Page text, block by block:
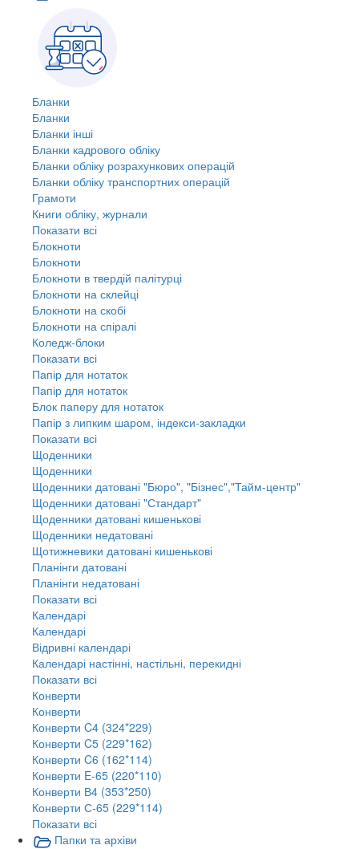
Бланки
Бланки
Бланки інші
Бланки кадрового обліку
Бланки обліку розрахункових операцій
Бланки обліку транспортних операцій
Грамоти
Книги обліку, журнали
Показати всі
Блокноти
Блокноти
Блокноти в твердій палітурці
Блокноти на склейці
Блокноти на скобі
Блокноти на спіралі
Коледж-блоки
Показати всі
Папір для нотаток
Папір для нотаток
Блок паперу для нотаток
Папір з липким шаром, індекси-закладки
Показати всі
Щоденники
Щоденники
Щоденники датовані "Бюро", "Бізнес","Тайм-центр"
Щоденники датовані "Стандарт"
Щоденники датовані кишенькові
Щоденники недатовані
Щотижневики датовані кишенькові
Планінги датовані
Планінги недатовані
Показати всі
Календарі
Календарі
Відривні календарі
Календарі настінні, настільні, перекидні
Показати всі
Конверти
Конверти
Конверти C4 (324*229)
Конверти C5 (229*162)
Конверти C6 (162*114)
Конверти E-65 (220*110)
Конверти В4 (353*250)
Конверти С-65 (229*114)
Показати всі
Папки та архіви